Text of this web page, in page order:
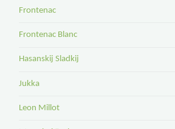
Frontenac
Frontenac Blanc
Hasanskij Sladkij
Jukka
Leon Millot